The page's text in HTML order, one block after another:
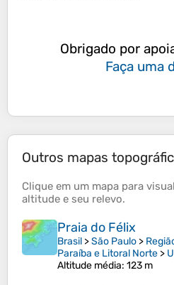
Obrigado por
Faça uma
Outros mapas
Clique em um mapa para
altitude e seu relevo.
Praia do Félix
Brasil >São Paulo >
Paraíba e Litoral Norte >
Altitude média: 123 m